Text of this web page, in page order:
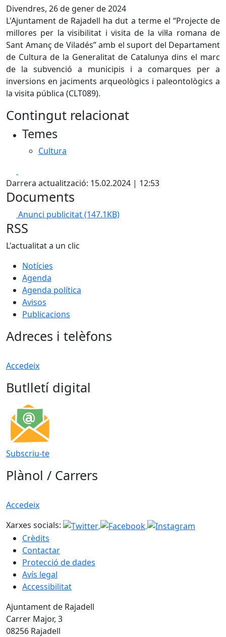
Divendres, 26 de gener de 2024
L'Ajuntament de Rajadell ha dut a terme el “Projecte de
millores per la visibilitat i visita de la vil·la romana de
Sant Amanç de Viladés” amb el suport del Departament
de Cultura de la Generalitat de Catalunya dins el marc
de la subvenció a municipis i a comarques per a
inversions en jaciments arqueològics i paleontològics a
la visita pública (CLT089).
Contingut relacionat
Temes
Cultura
Darrera actualització: 15.02.2024 | 12:53
Documents
Anunci publicitat(147.1KB)
RSS
L'actualitat a un clic
Notícies
Agenda
Agenda política
Avisos
Publicacions
Adreces i telèfons
Accedeix
Butlletí digital
Subscriu-te
Plànol / Carrers
Accedeix
Xarxes socials:
Crèdits
Contactar
Protecció de dades
Avís legal
Accessibilitat
Ajuntament de Rajadell
Carrer Major, 3
08256 Rajadell